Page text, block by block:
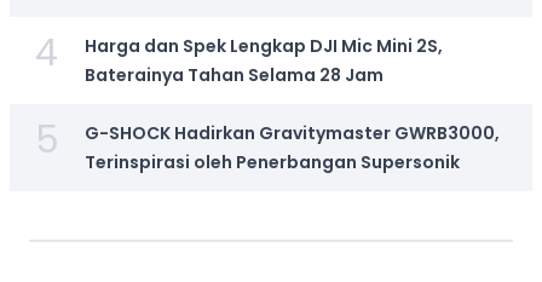
4
Harga dan Spek Lengkap DJI Mic Mini 2S,
Baterainya Tahan Selama 28 Jam
5
G-SHOCK Hadirkan Gravitymaster GWRB3000,
Terinspirasi oleh Penerbangan Supersonik